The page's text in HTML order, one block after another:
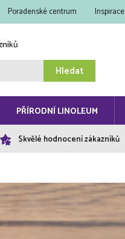
Poradenské centrum Inspirace
Hledat
PŘÍRODNÍ LINOLEUM
Skvělé hodnocení zákazníků